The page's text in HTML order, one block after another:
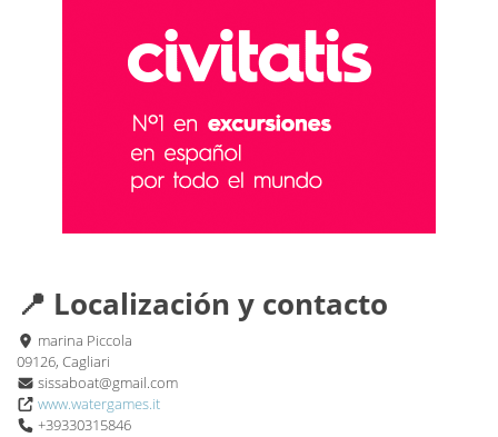
📍 Localización y contacto
marina Piccola
09126, Cagliari
sissaboat@gmail.com
www.watergames.it
+39330315846